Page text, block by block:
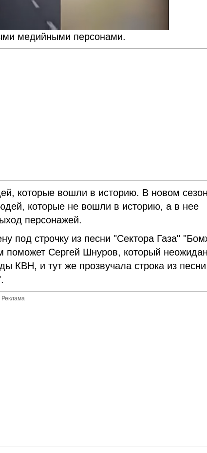
медийными персонами.
которые вошли в историю. В новом
которые не вошли в историю, а в нее
персонажей.
под строчку из песни "Сектора Газа"
Сергей Шнуров, который
КВН, и тут же прозвучала строка из песни
Реклама